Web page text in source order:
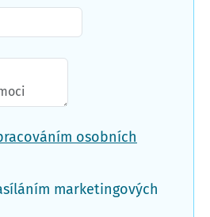
osobních
marketingových